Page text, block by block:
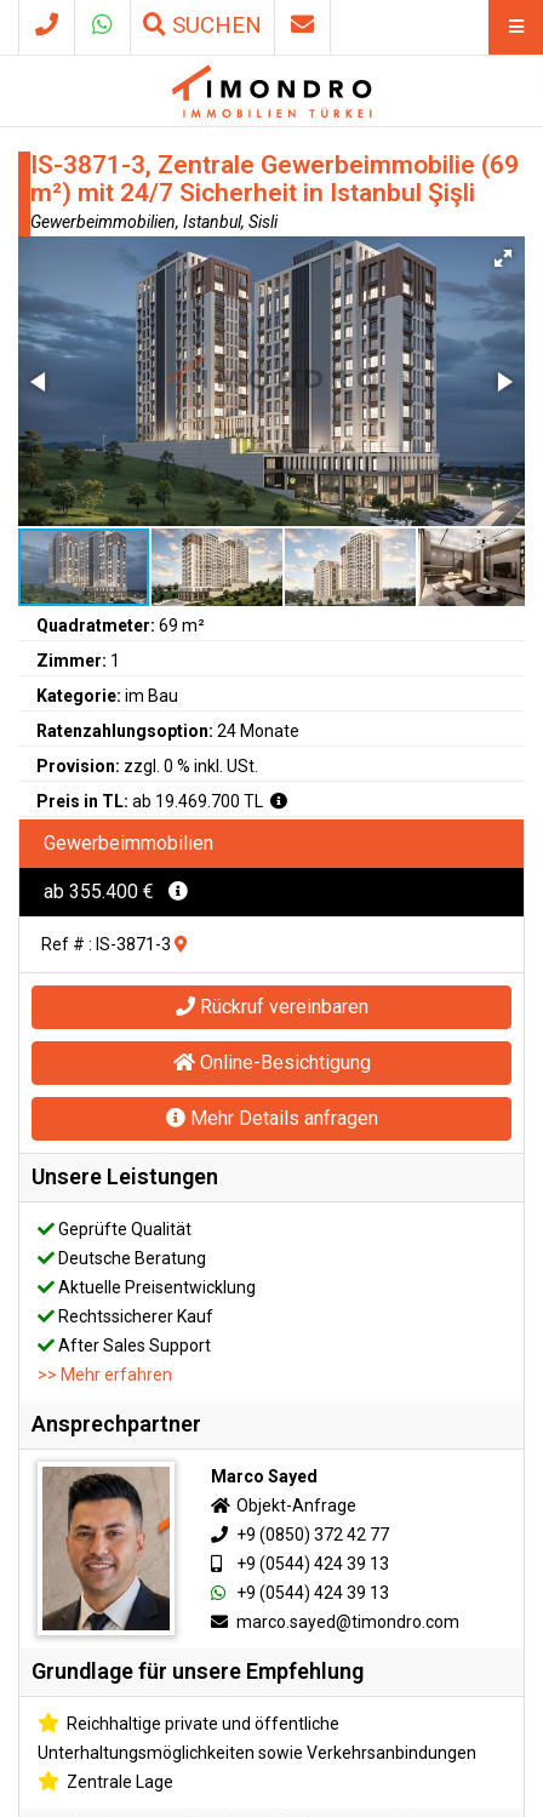
SUCHEN
IS-3871-3, Zentrale Gewerbeimmobilie (69
m²) mit 24/7 Sicherheit in Istanbul Şişli
Gewerbeimmobilien, Istanbul, Sisli
Quadratmeter: 69 m²
Zimmer: 1
Kategorie: im Bau
Ratenzahlungsoption: 24 Monate
Provision: zzgl. 0 % inkl. USt.
Preis in TL: ab 19.469.700 TL
Gewerbeimmobilien
ab 355.400 €
Ref # : IS-3871-3
Rückruf vereinbaren
Online-Besichtigung
Mehr Details anfragen
Unsere Leistungen
Geprüfte Qualität
Deutsche Beratung
Aktuelle Preisentwicklung
Rechtssicherer Kauf
After Sales Support
>> Mehr erfahren
Ansprechpartner
Marco Sayed
Objekt-Anfrage
+9 (0850) 372 42 77
+9 (0544) 424 39 13
+9 (0544) 424 39 13
marco.sayed@timondro.com
Grundlage für unsere Empfehlung
Reichhaltige private und öffentliche
Unterhaltungsmöglichkeiten sowie Verkehrsanbindungen
Zentrale Lage